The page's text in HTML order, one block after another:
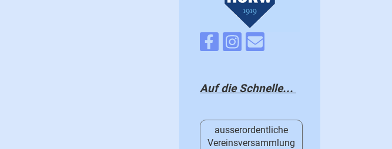
Auf die Schnelle...
ausserordentliche
Vereinsversammlung